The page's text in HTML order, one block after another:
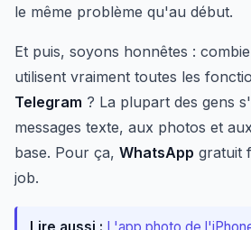
le même problème qu'au début.
Et puis, soyons honnêtes :
utilisent vraiment toutes les
Telegram ? La plupart des gens
messages texte, aux photos et
base. Pour ça, WhatsApp gratuit
job.